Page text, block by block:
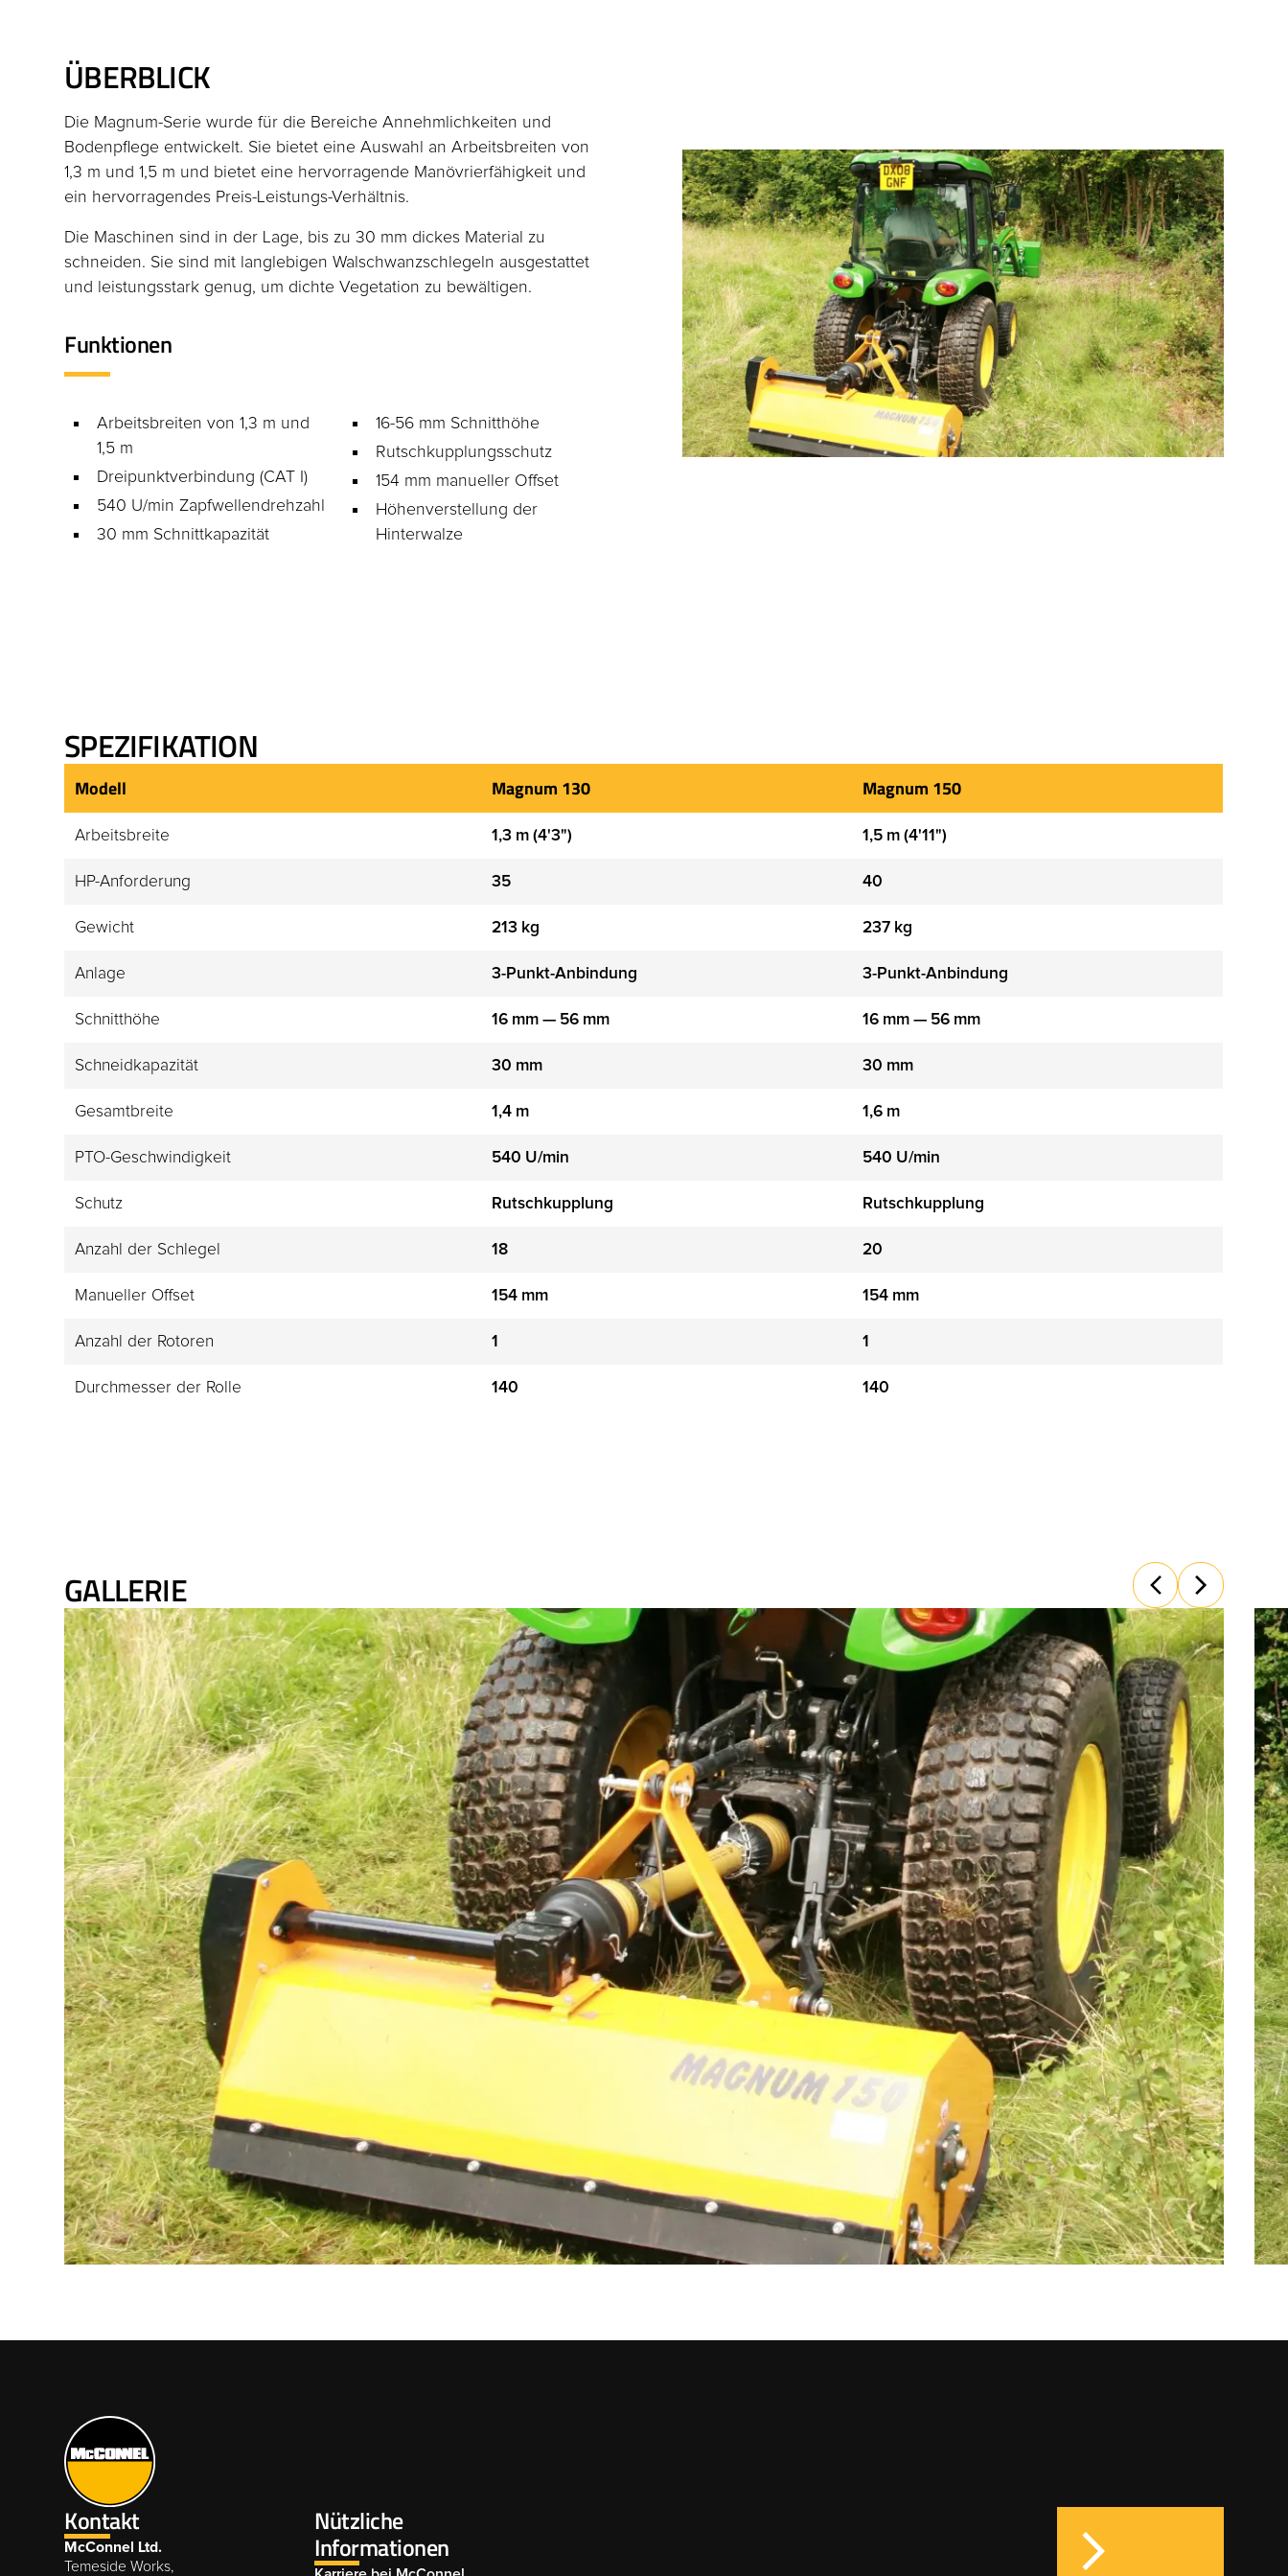
ÜBERBLICK
Die Magnum-Serie wurde für die Bereiche Annehmlichkeiten und
Bodenpflege entwickelt. Sie bietet eine Auswahl an Arbeitsbreiten von
1,3 m und 1,5 m und bietet eine hervorragende Manövrierfähigkeit und
ein hervorragendes Preis-Leistungs-Verhältnis.
Die Maschinen sind in der Lage, bis zu 30 mm dickes Material zu
schneiden. Sie sind mit langlebigen Walschwanzschlegeln ausgestattet
und leistungsstark genug, um dichte Vegetation zu bewältigen.
Funktionen
Arbeitsbreiten von 1,3 m und
1,5 m
Dreipunktverbindung (CAT I)
540 U/min Zapfwellendrehzahl
30 mm Schnittkapazität
16-56 mm Schnitthöhe
Rutschkupplungsschutz
154 mm manueller Offset
Höhenverstellung der
Hinterwalze
SPEZIFIKATION
Modell Magnum 130 Magnum 150
Arbeitsbreite 1,3 m (4'3") 1,5 m (4'11")
HP-Anforderung 35 40
Gewicht 213 kg 237 kg
Anlage 3-Punkt-Anbindung 3-Punkt-Anbindung
Schnitthöhe 16 mm — 56 mm 16 mm — 56 mm
Schneidkapazität 30 mm 30 mm
Gesamtbreite 1,4 m 1,6 m
PTO-Geschwindigkeit 540 U/min 540 U/min
Schutz Rutschkupplung Rutschkupplung
Anzahl der Schlegel 18 20
Manueller Offset 154 mm 154 mm
Anzahl der Rotoren 1 1
Durchmesser der Rolle 140 140
GALLERIE
Kontakt
McConnel Ltd.
Temeside Works,
Nützliche
Informationen